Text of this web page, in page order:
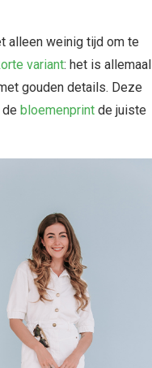
alleen weinig tijd om te
variant: het is allemaal
gouden details. Deze
bloemenprint de juiste